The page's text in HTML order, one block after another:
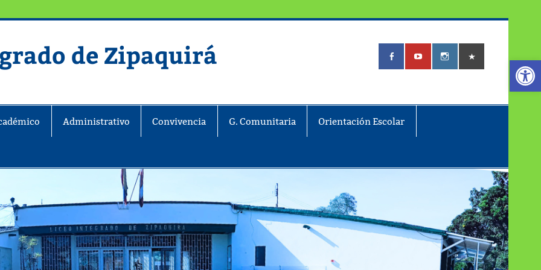
Abrir
de Zipaquirá
Administrativo Convivencia G. Comunitaria Orientación Escolar